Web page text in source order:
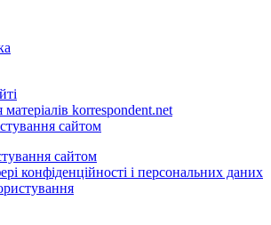
korrespondent.net
сайтом
сайтом
конфіденційності і персональних даних